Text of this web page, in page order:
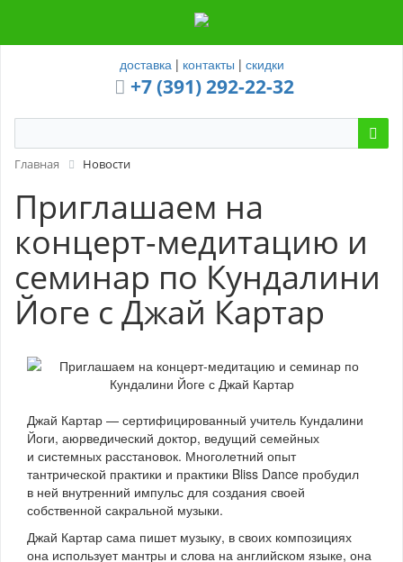
доставка| контакты | скидки
+7 (391) 292-22-32
Главная Новости
Приглашаем на
концерт-медитацию и
семинар по Кундалини
Йоге с Джай Картар
Джай Картар — сертифицированный учитель Кундалини
Йоги, аюрведический доктор, ведущий семейных
и системных расстановок. Многолетний опыт
тантрической практики и практики Bliss Dance пробудил
в ней внутренний импульс для создания своей
собственной сакральной музыки.
Джай Картар сама пишет музыку, в своих композициях
она использует мантры и слова на английском языке, она